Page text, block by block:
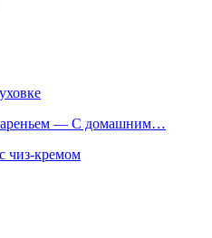
— С домашним…
чиз-кремом